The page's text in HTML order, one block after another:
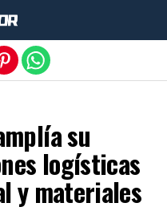
su
logísticas
y materiales
móvil